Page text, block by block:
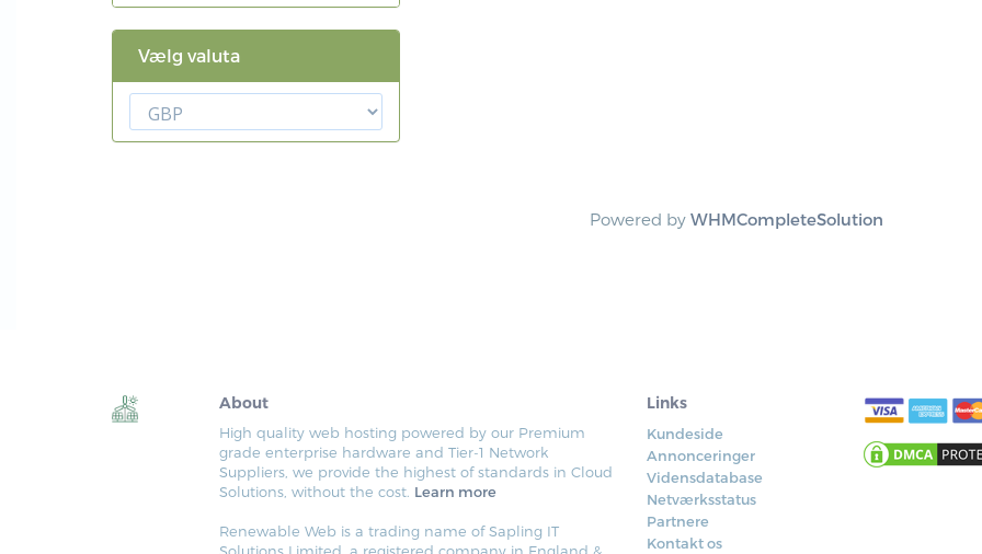
Vælg valuta
Powered by WHMCompleteSolution
About
High quality web hosting powered by our Premium
grade enterprise hardware and Tier-1 Network
Suppliers, we provide the highest of standards in Cloud
Solutions, without the cost. Learn more
Renewable Web is a trading name of Sapling IT
Links
Kundeside
Annonceringer
Vidensdatabase
Netværksstatus
Partnere
Kontakt os